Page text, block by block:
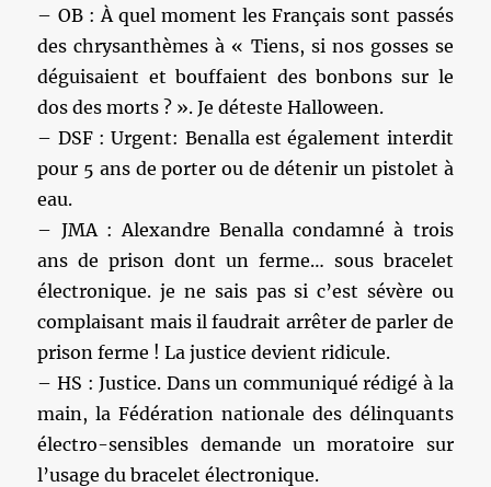
– OB : À quel moment les Français sont passés
des chrysanthèmes à « Tiens, si nos gosses se
déguisaient et bouffaient des bonbons sur le
dos des morts ? ». Je déteste Halloween.
– DSF : Urgent: Benalla est également interdit
pour 5 ans de porter ou de détenir un pistolet à
eau.
– JMA : Alexandre Benalla condamné à trois
ans de prison dont un ferme… sous bracelet
électronique. je ne sais pas si c’est sévère ou
complaisant mais il faudrait arrêter de parler de
prison ferme ! La justice devient ridicule.
– HS : Justice. Dans un communiqué rédigé à la
main, la Fédération nationale des délinquants
électro-sensibles demande un moratoire sur
l’usage du bracelet électronique.